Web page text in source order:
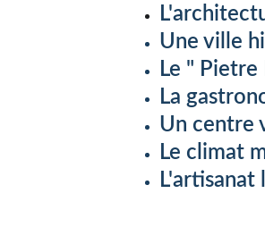
Une ville
Le " Pietre
La
Un centre
Le climat